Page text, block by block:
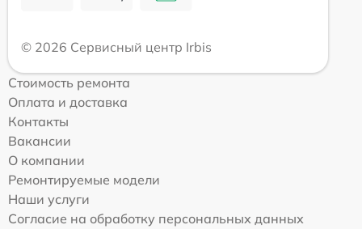
© 2026 Сервисный центр Irbis
Стоимость ремонта
Оплата и доставка
Контакты
Вакансии
О компании
Ремонтируемые модели
Наши услуги
Согласие на обработку персональных данных